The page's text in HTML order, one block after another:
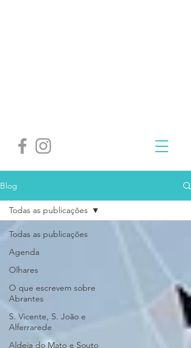
Blog
Todas as publicações
Agenda
Olhares
O que escrevem sobre
Abrantes
S. Vicente, S. João e
Alferrarede
Aldeia do Mato e Souto
Todas as publicações